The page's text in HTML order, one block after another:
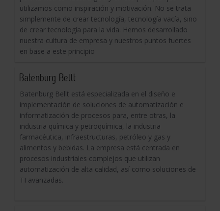
utilizamos como inspiración y motivación. No se trata
simplemente de crear tecnología, tecnología vacía, sino
de crear tecnología para la vida. Hemos desarrollado
nuestra cultura de empresa y nuestros puntos fuertes
en base a este principio
Batenburg Bellt
Batenburg Bellt está especializada en el diseño e
implementación de soluciones de automatización e
informatización de procesos para, entre otras, la
industria química y petroquímica, la industria
farmacéutica, infraestructuras, petróleo y gas y
alimentos y bebidas. La empresa está centrada en
procesos industriales complejos que utilizan
automatización de alta calidad, así como soluciones de
TI avanzadas.